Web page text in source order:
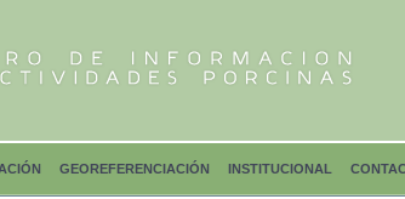
GEOREFERENCIACIÓN INSTITUCIONAL